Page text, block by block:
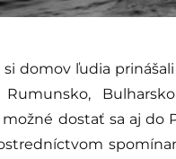
domov ľudia prinášali
Rumunsko,
dostať sa aj do